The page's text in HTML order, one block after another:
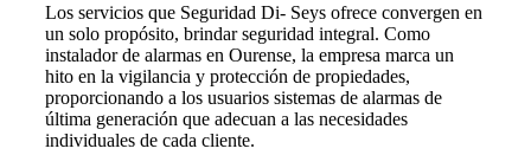
Los servicios que Seguridad Di- Seys ofrece convergen en
un solo propósito, brindar seguridad integral. Como
instalador de alarmas en Ourense, la empresa marca un
hito en la vigilancia y protección de propiedades,
proporcionando a los usuarios sistemas de alarmas de
última generación que adecuan a las necesidades
individuales de cada cliente.